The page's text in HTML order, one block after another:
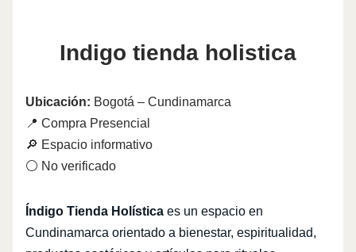
Indigo tienda holistica
Ubicación: Bogotá – Cundinamarca
📍 Compra Presencial
🔎 Espacio informativo
⚪ No verificado
Índigo Tienda Holística es un espacio en
Cundinamarca orientado a bienestar, espiritualidad,